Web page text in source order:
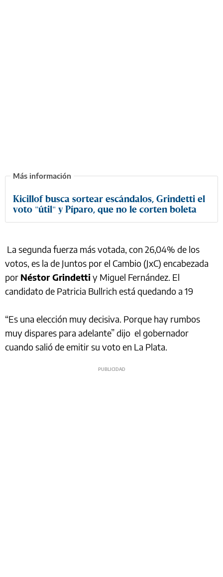
Kicillof busca sortear escándalos, Grindetti el
voto "útil" y Píparo, que no le corten boleta
La segunda fuerza más votada, con 26,04% de los
votos, es la de Juntos por el Cambio (JxC) encabezada
por Néstor Grindettiy Miguel Fernández. El
candidato de Patricia Bullrich está quedando a 19
“Es una elección muy decisiva. Porque hay rumbos
muy dispares para adelante” dijo el gobernador
cuando salió de emitir su voto en La Plata.